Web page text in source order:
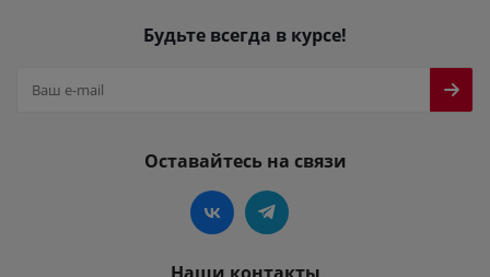
Будьте всегда в курсе!
Оставайтесь на связи